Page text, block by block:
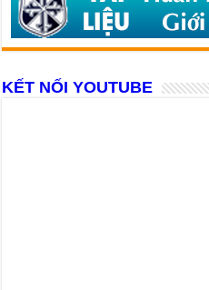
KẾT NỐI YOUTUBE